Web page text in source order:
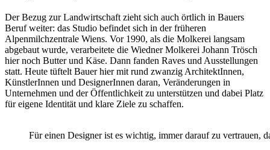
Der Bezug zur Landwirtschaft zieht sich auch örtlich in Bauers
Beruf weiter: das Studio befindet sich in der früheren
Alpenmilchzentrale Wiens. Vor 1990, als die Molkerei langsam
abgebaut wurde, verarbeitete die Wiedner Molkerei Johann Trösch
hier noch Butter und Käse. Dann fanden Raves und Ausstellungen
statt. Heute tüftelt Bauer hier mit rund zwanzig ArchitektInnen,
KünstlerInnen und DesignerInnen daran, Veränderungen in
Unternehmen und der Öffentlichkeit zu unterstützen und dabei Platz
für eigene Identität und klare Ziele zu schaffen.
Für einen Designer ist es wichtig, immer darauf zu vertrauen,